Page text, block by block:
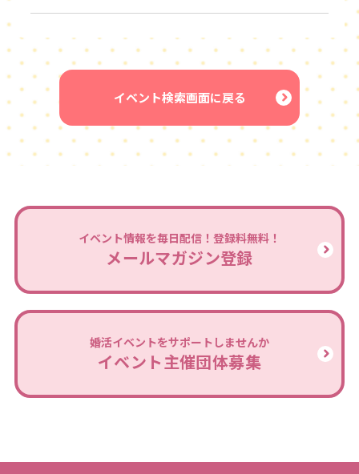
イベント検索画面に戻る
イベント情報を毎日配信！登録料無料！
メールマガジン登録
婚活イベントをサポートしませんか
イベント主催団体募集